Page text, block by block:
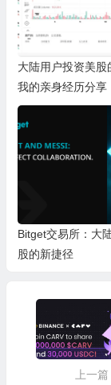
大陆用户投资美
我的亲身经历分享
Bitget交易所：大
股的新捷径
上一篇